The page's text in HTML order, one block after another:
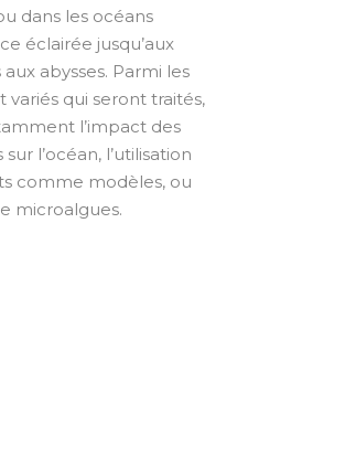
dans les océans
éclairée jusqu’aux
abysses. Parmi les
variés qui seront traités,
l’impact des
l’océan, l’utilisation
comme modèles, ou
microalgues.